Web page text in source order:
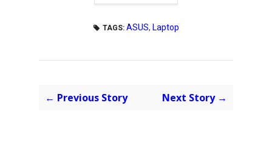
TAGS: ASUS, Laptop
← Previous Story Next Story →